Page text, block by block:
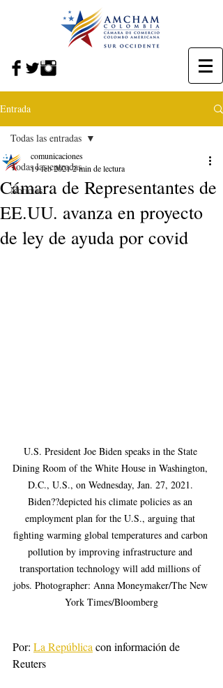
Entrada
Todas las entradas
Noticias
Todas las entradas
Cámara de Representantes de
EE.UU. avanza en proyecto
de ley de ayuda por covid
comunicaciones
19 feb 20212 min de lectura
U.S. President Joe Biden speaks in the State
Dining Room of the White House in Washington,
D.C., U.S., on Wednesday, Jan. 27, 2021.
Biden??depicted his climate policies as an
employment plan for the U.S., arguing that
fighting warming global temperatures and carbon
pollution by improving infrastructure and
transportation technology will add millions of
jobs. Photographer: Anna Moneymaker/The New
York Times/Bloomberg
Por: La República con información de
Reuters